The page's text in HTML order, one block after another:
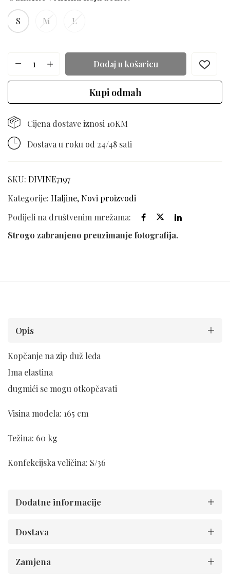
S M L
Dodaj u košaricu
Kupi odmah
Cijena dostave iznosi 10KM
Dostava u roku od 24/48 sati
SKU: DIVINE7197
Kategorije: Haljine, Novi proizvodi
Podijeli na društvenim mrežama:
Strogo zabranjeno preuzimanje fotografija.
Opis
Kopčanje na zip duž leđa
Ima elastina
dugmići se mogu otkopčavati
Visina modela: 165 cm
Težina: 60 kg
Konfekcijska veličina: S/36
Dodatne informacije
Dostava
Zamjena